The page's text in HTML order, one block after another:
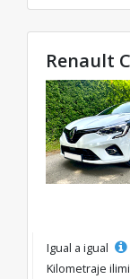
Renault
Igual a igual
Kilometraje